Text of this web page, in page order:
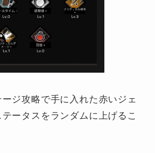
ジ攻略で手に入れた赤いジェ
ータスをランダムに上げるこ